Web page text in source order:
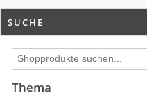
SUCHE
Thema